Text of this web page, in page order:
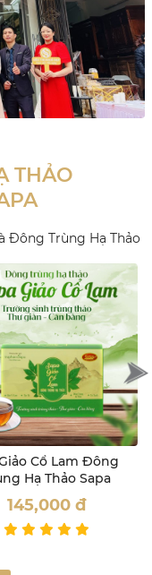
THẢO
Đông Trùng Hạ Thảo
Trùng Hạ Thảo Định
Áp Trà
145,000đ